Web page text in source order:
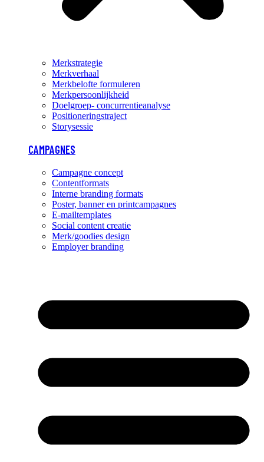
Merkstrategie
Merkverhaal
Merkbelofte formuleren
Merkpersoonlijkheid
Doelgroep- concurrentieanalyse
Positioneringstraject
Storysessie
CAMPAGNES
Campagne concept
Contentformats
Interne branding formats
Poster, banner en printcampagnes
E-mailtemplates
Social content creatie
Merk/goodies design
Employer branding